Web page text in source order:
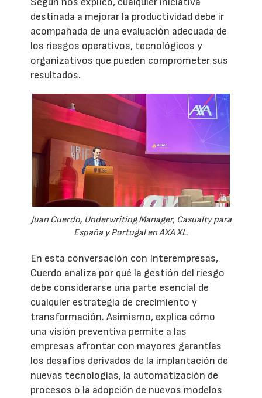
destinada a mejorar la productividad debe ir
acompañada de una evaluación adecuada de
los riesgos operativos, tecnológicos y
organizativos que pueden comprometer sus
resultados.
Juan Cuerdo, Underwriting Manager, Casualty para
España y Portugal en AXA XL.
En esta conversación con Interempresas,
Cuerdo analiza por qué la gestión del riesgo
debe considerarse una parte esencial de
cualquier estrategia de crecimiento y
transformación. Asimismo, explica cómo
una visión preventiva permite a las
empresas afrontar con mayores garantías
los desafíos derivados de la implantación de
nuevas tecnologías, la automatización de
procesos o la adopción de nuevos modelos